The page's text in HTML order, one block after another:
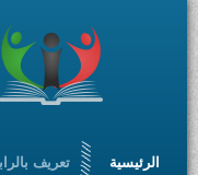
الرئيسية تعريف بالرابطة